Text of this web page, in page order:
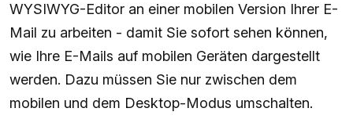
WYSIWYG-Editor an einer mobilen Version Ihrer E-
Mail zu arbeiten - damit Sie sofort sehen können,
wie Ihre E-Mails auf mobilen Geräten dargestellt
werden. Dazu müssen Sie nur zwischen dem
mobilen und dem Desktop-Modus umschalten.